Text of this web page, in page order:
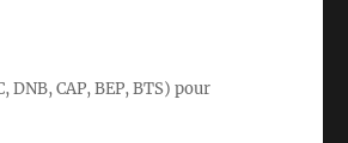
CAP, BEP, BTS) pour